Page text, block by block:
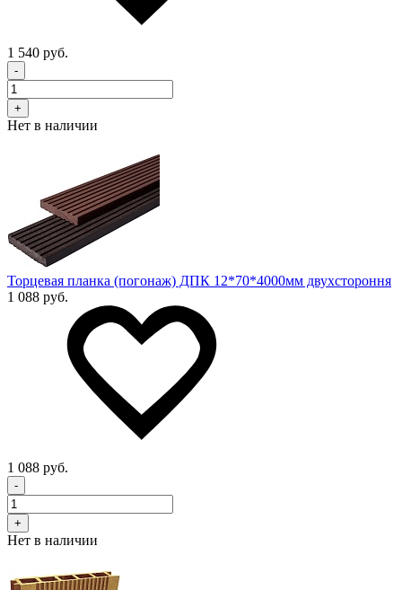
1 540 руб.
-
+
Нет в наличии
Торцевая планка (погонаж) ДПК 12*70*4000мм двухстороння
1 088 руб.
1 088 руб.
-
+
Нет в наличии